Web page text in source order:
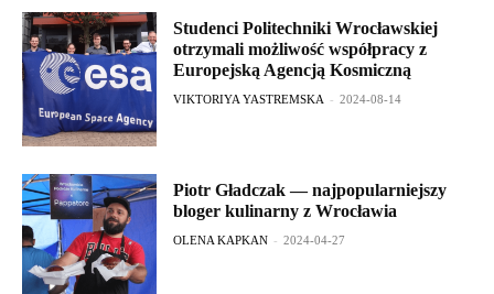
Studenci Politechniki Wrocławskiej
otrzymali możliwość współpracy z
Europejską Agencją Kosmiczną
VIKTORIYA YASTREMSKA - 2024-08-14
Piotr Gładczak — najpopularniejszy
bloger kulinarny z Wrocławia
OLENA KAPKAN - 2024-04-27